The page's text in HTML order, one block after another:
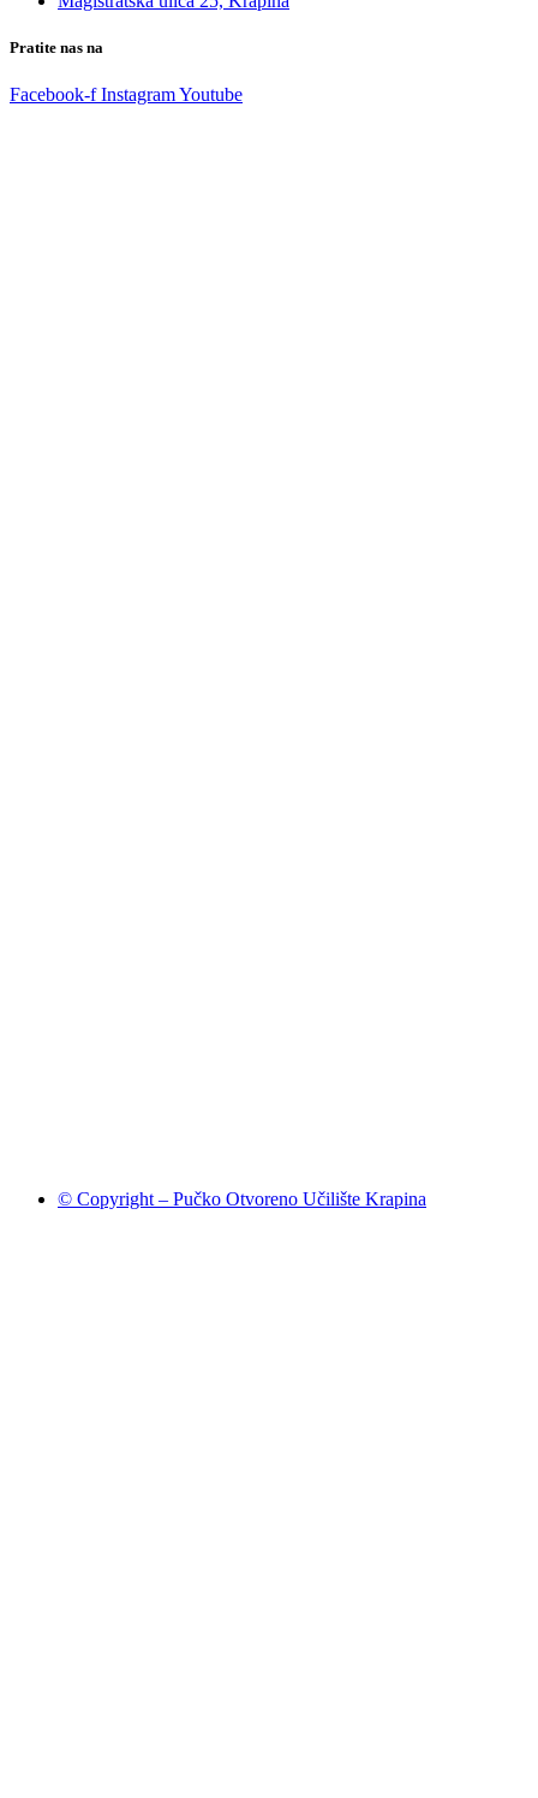
Pratite nas na
Facebook-f InstagramYoutube
© Copyright – Pučko Otvoreno Učilište Krapina